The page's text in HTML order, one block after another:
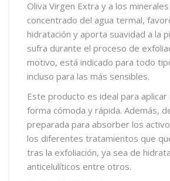
Oliva Virgen Extra y a los
concentrado del agua termal,
hidratación y aporta suavidad a la
sufra durante el proceso de
motivo, está indicado para todo
incluso para las más sensibles.
Este producto es ideal para aplicar
forma cómoda y rápida. Además,
preparada para absorber los
los diferentes tratamientos que
tras la exfoliación, ya sea de
anticelulíticos entre otros.